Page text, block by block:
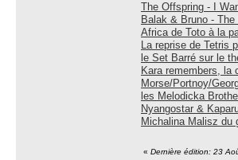
The Offspring - I
Balak & Bruno -
Africa de Toto à la
La reprise de Tetris
le Set Barré sur le
Kara remembers, la
Morse/Portnoy/
les Melodicka
Nyangostar &
Michalina Malisz du
« Dernière édition: 23